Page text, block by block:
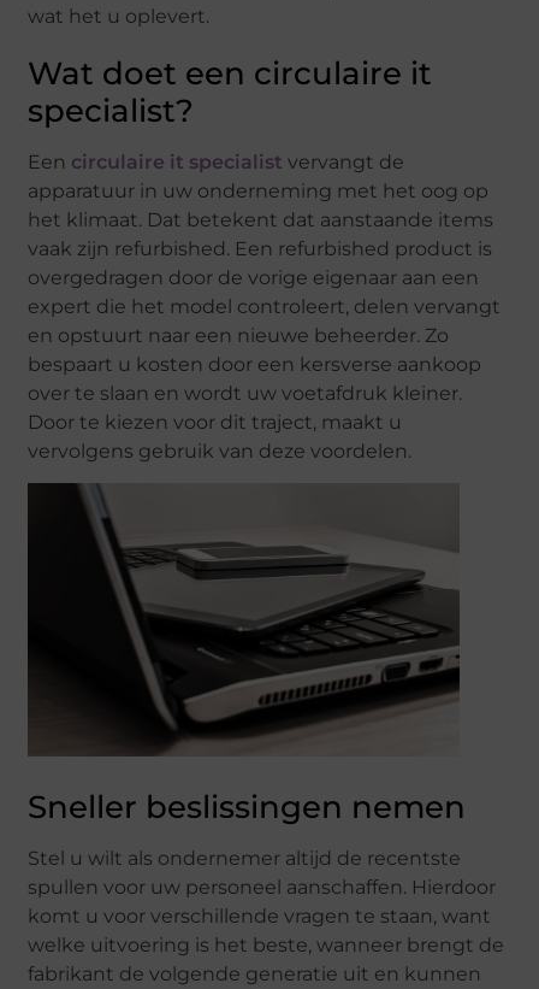
wat het u oplevert.
Wat doet een circulaire it
specialist?
Een circulaire it specialist vervangt de
apparatuur in uw onderneming met het oog op
het klimaat. Dat betekent dat aanstaande items
vaak zijn refurbished. Een refurbished product is
overgedragen door de vorige eigenaar aan een
expert die het model controleert, delen vervangt
en opstuurt naar een nieuwe beheerder. Zo
bespaart u kosten door een kersverse aankoop
over te slaan en wordt uw voetafdruk kleiner.
Door te kiezen voor dit traject, maakt u
vervolgens gebruik van deze voordelen.
Sneller beslissingen nemen
Stel u wilt als ondernemer altijd de recentste
spullen voor uw personeel aanschaffen. Hierdoor
komt u voor verschillende vragen te staan, want
welke uitvoering is het beste, wanneer brengt de
fabrikant de volgende generatie uit en kunnen